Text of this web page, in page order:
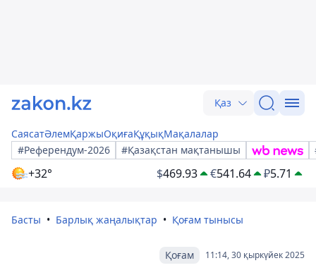
Қаз
СаясатӘлемҚаржыОқиғаҚұқықМақалалар
#Референдум-2026
#Қазақстан мақтанышы
+32° $469.93 €541.64 ₽5.71
Басты Барлық жаңалықтар Қоғам тынысы
11:14, 30 қыркүйек 2025
Қоғам